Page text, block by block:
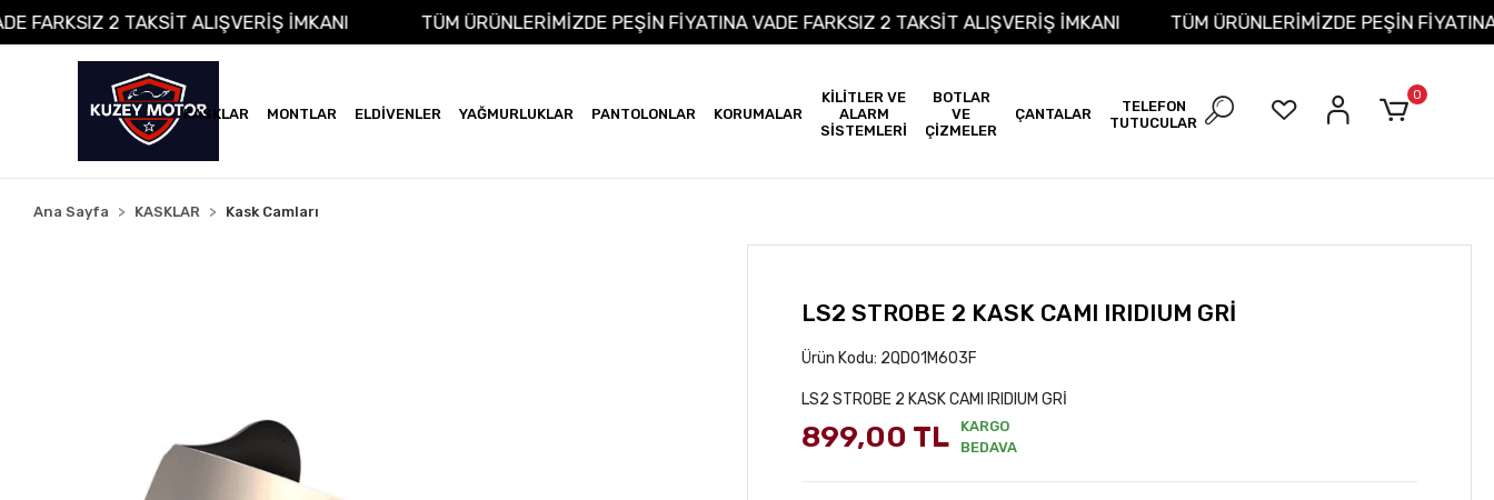
VADE FARKSIZ 2 TAKSİT ALIŞVERİŞ İMKANI TÜM ÜRÜNLERİMİZDE PEŞİN FİYATINA VADE FARKSIZ 2 TAKSİT ALIŞVERİŞ İMKANI TÜM ÜRÜNLERİMİZDE PEŞİN
KASKLAR MONTLAR ELDİVENLER YAĞMURLUKLAR PANTOLONLAR KORUMALAR
KİLİTLER VE
ALARM
SİSTEMLERİ
BOTLAR
VE
ÇİZMELER
ÇANTALAR
TELEFON
TUTUCULAR
0
Ana Sayfa KASKLAR Kask Camları
LS2 STROBE 2 KASK CAMI IRIDIUM GRİ
Ürün Kodu: 2QD01M6O3F
LS2 STROBE 2 KASK CAMI IRIDIUM GRİ
899,00 TL
KARGO
BEDAVA